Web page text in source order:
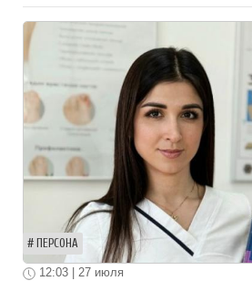
ПЕРСОНА
12:03 | 27 июля